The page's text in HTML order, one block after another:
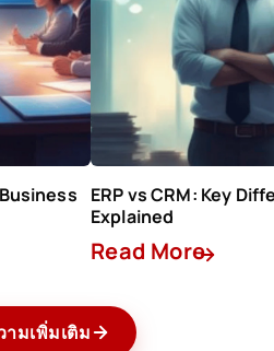
มเพิ่มเติม
ERP vs CRM: Key
Explained
Read More